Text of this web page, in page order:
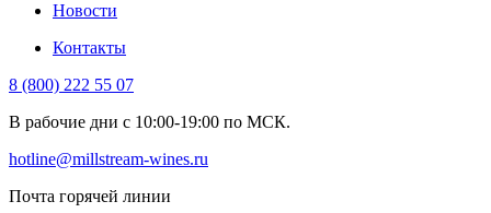
Новости
Контакты
8 (800) 222 55 07
В рабочие дни с 10:00-19:00 по МСК.
hotline@millstream-wines.ru
Почта горячей линии